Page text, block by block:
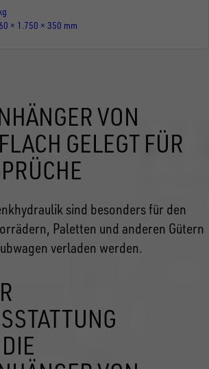
× 1.750 × 350 mm
VON
GELEGT FÜR
sind besonders für den
Paletten und anderen Gütern
verladen werden.